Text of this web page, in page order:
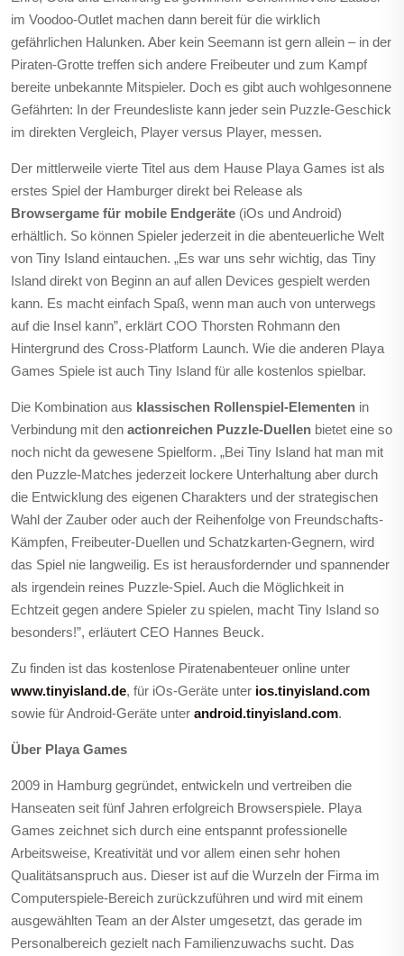
im Voodoo-Outlet machen dann bereit für die wirklich
gefährlichen Halunken. Aber kein Seemann ist gern allein – in der
Piraten-Grotte treffen sich andere Freibeuter und zum Kampf
bereite unbekannte Mitspieler. Doch es gibt auch wohlgesonnene
Gefährten: In der Freundesliste kann jeder sein Puzzle-Geschick
im direkten Vergleich, Player versus Player, messen.
Der mittlerweile vierte Titel aus dem Hause Playa Games ist als
erstes Spiel der Hamburger direkt bei Release als
Browsergame für mobile Endgeräte (iOs und Android)
erhältlich. So können Spieler jederzeit in die abenteuerliche Welt
von Tiny Island eintauchen. „Es war uns sehr wichtig, das Tiny
Island direkt von Beginn an auf allen Devices gespielt werden
kann. Es macht einfach Spaß, wenn man auch von unterwegs
auf die Insel kann”, erklärt COO Thorsten Rohmann den
Hintergrund des Cross-Platform Launch. Wie die anderen Playa
Games Spiele ist auch Tiny Island für alle kostenlos spielbar.
Die Kombination aus klassischen Rollenspiel-Elementen in
Verbindung mit den actionreichen Puzzle-Duellen bietet eine so
noch nicht da gewesene Spielform. „Bei Tiny Island hat man mit
den Puzzle-Matches jederzeit lockere Unterhaltung aber durch
die Entwicklung des eigenen Charakters und der strategischen
Wahl der Zauber oder auch der Reihenfolge von Freundschafts-
Kämpfen, Freibeuter-Duellen und Schatzkarten-Gegnern, wird
das Spiel nie langweilig. Es ist herausfordernder und spannender
als irgendein reines Puzzle-Spiel. Auch die Möglichkeit in
Echtzeit gegen andere Spieler zu spielen, macht Tiny Island so
besonders!”, erläutert CEO Hannes Beuck.
Zu finden ist das kostenlose Piratenabenteuer online unter
www.tinyisland.de, für iOs-Geräte unter ios.tinyisland.com
sowie für Android-Geräte unter android.tinyisland.com.
Über Playa Games
2009 in Hamburg gegründet, entwickeln und vertreiben die
Hanseaten seit fünf Jahren erfolgreich Browserspiele. Playa
Games zeichnet sich durch eine entspannt professionelle
Arbeitsweise, Kreativität und vor allem einen sehr hohen
Qualitätsanspruch aus. Dieser ist auf die Wurzeln der Firma im
Computerspiele-Bereich zurückzuführen und wird mit einem
ausgewählten Team an der Alster umgesetzt, das gerade im
Personalbereich gezielt nach Familienzuwachs sucht. Das